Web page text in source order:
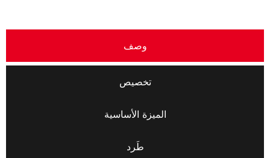
وصف
تخصيص
الميزة الأساسية
طَرد